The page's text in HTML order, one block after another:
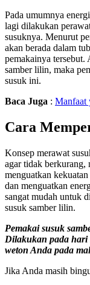
Pada umumnya
lagi dilakukan
susuknya. Menurut
akan berada dalam
pemakainya tersebut.
samber lilin, maka
susuk ini.
Baca Juga : Manfaat
Cara
Konsep merawat
agar tidak berkurang,
menguatkan
dan menguatkan
sangat mudah untuk
susuk samber lilin.
Pemakai susuk
Dilakukan pada hari
weton Anda pada
Jika Anda masih